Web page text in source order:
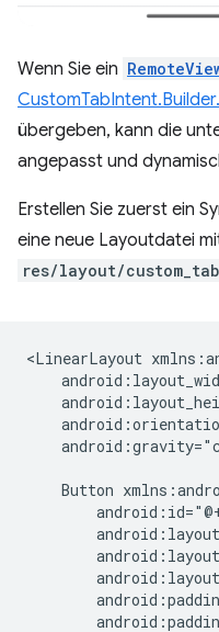
Wenn Sie ein
übergeben, kann die
angepasst und
Erstellen Sie zuerst ein
eine neue Layoutdatei
res/layout/
<LinearLayout
Button